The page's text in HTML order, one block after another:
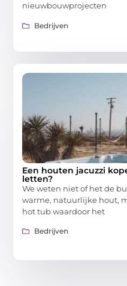
nieuwbouwprojecten
Bedrijven
Een houten jacuzzi
letten?
We weten niet of het de
warme, natuurlijke hout,
hot tub waardoor het
Bedrijven